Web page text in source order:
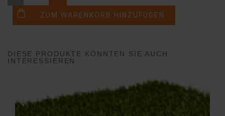
DIESE PRODUKTE KÖNNTEN SIE AUCH
INTERESSIEREN